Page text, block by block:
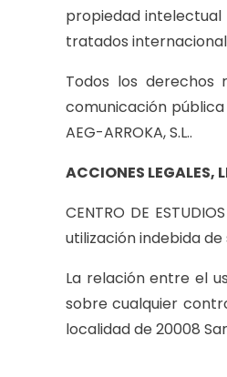
propiedad
tratados
Todos los derechos
comunicación pública
AEG-ARROKA, S.L..
ACCIONES LEGALES,
CENTRO DE
utilización indebida
La relación entre el
sobre cualquier
localidad de 20008